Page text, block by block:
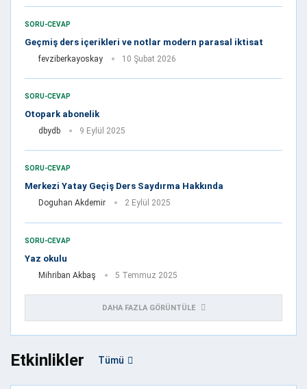
SORU-CEVAP
Geçmiş ders içerikleri ve notlar modern parasal iktisat
fevziberkayoskay 10 Şubat 2026
SORU-CEVAP
Otopark abonelik
dbydb 9 Eylül 2025
SORU-CEVAP
Merkezi Yatay Geçiş Ders Saydırma Hakkında
Doguhan Akdemir 2 Eylül 2025
SORU-CEVAP
Yaz okulu
Mihriban Akbaş 5 Temmuz 2025
DAHA FAZLA GÖRÜNTÜLE
Etkinlikler Tümü